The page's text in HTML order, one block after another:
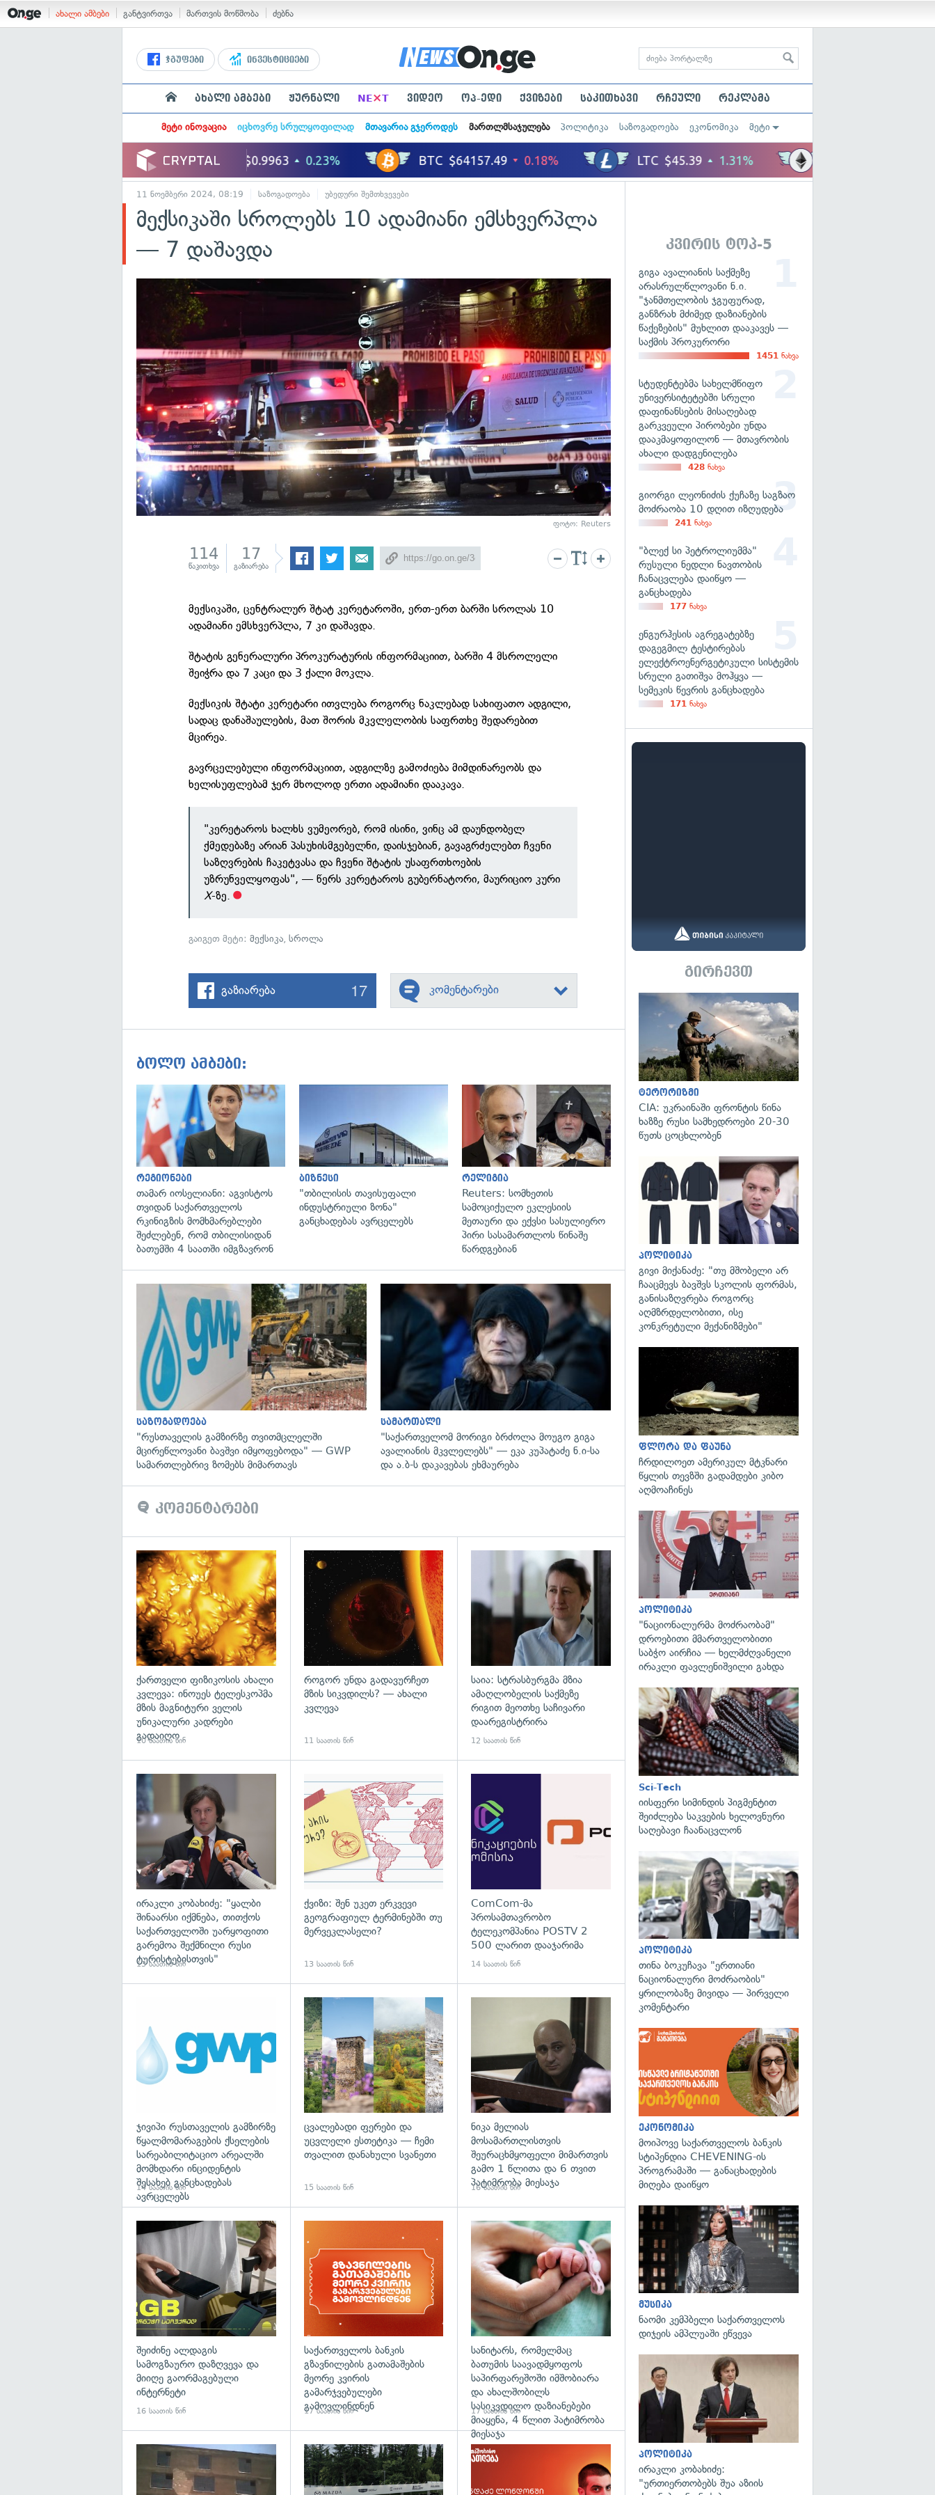
ახალი ამბები განტვირთვა მართვის მოწმობა ძებნა
ჯგუფები ინვესტიციები
ახალი ამბები ჟურნალი NE×T ვიდეო ოპ-ედი ქვიზები საკითხავი რჩეული რეკლამა
მეტი ინოვაცია იცხოვრე სრულყოფილად მთავარია გჯეროდეს მართლმსაჯულება პოლიტიკა საზოგადოება ეკონომიკა მეტი
11 ნოემბერი 2024, 08:19 საზოგადოება უბედური შემთხვევები
მექსიკაში სროლებს 10 ადამიანი ემსხვერპლა
— 7 დაშავდა
ფოტო: Reuters
114
წაკითხვა
17
გაზიარება
მექსიკაში, ცენტრალურ შტატ კერეტაროში, ერთ-ერთ ბარში სროლას 10
ადამიანი ემსხვერპლა, 7 კი დაშავდა.
შტატის გენერალური პროკურატურის ინფორმაციით, ბარში 4 მსროლელი
შეიჭრა და 7 კაცი და 3 ქალი მოკლა.
მექსიკის შტატი კერეტარი ითვლება როგორც ნაკლებად სახიფათო ადგილი,
სადაც დანაშაულების, მათ შორის მკვლელობის საფრთხე შედარებით
მცირეა.
გავრცელებული ინფორმაციით, ადგილზე გამოძიება მიმდინარეობს და
ხელისუფლებამ ჯერ მხოლოდ ერთი ადამიანი დააკავა.
"კერეტაროს ხალხს ვუმეორებ, რომ ისინი, ვინც ამ დაუნდობელ
ქმედებაზე არიან პასუხისმგებელნი, დაისჯებიან, გავაგრძელებთ ჩვენი
საზღვრების ჩაკეტვასა და ჩვენი შტატის უსაფრთხოების
უზრუნველყოფას", — წერს კერეტაროს გუბერნატორი, მაურიციო კური
X-ზე.
გაიგეთ მეტი:მექსიკა,სროლა
გაზიარება 17 კომენტარები
ბოლო ამბები:
რეგიონები
თამარ იოსელიანი: აგვისტოს
თვიდან საქართველოს
რკინიგზის მომხმარებლები
შეძლებენ, რომ თბილისიდან
ბათუმში 4 საათში იმგზავრონ
გადახედვა
ბიზნესი
"თბილისის თავისუფალი
ინდუსტრიული ზონა"
განცხადებას ავრცელებს
რელიგია
Reuters: სომხეთის
სამოციქულო ეკლესიის
მეთაური და ექვსი სასულიერო
პირი სასამართლოს წინაშე
წარდგებიან
გადახედვა
საზოგადოება
"რუსთაველის გამზირზე თვითმცლელში
მცირეწლოვანი ბავშვი იმყოფებოდა" — GWP
სამართლებრივ ზომებს მიმართავს
გადახედვა
სამართალი
"საქართველომ მორიგი ბრძოლა მოუგო გიგა
ავალიანის მკვლელებს" — ეკა კუპატაძე ნ.ი-სა
და ა.ბ-ს დაკავებას ეხმაურება
კომენტარები
გადახედვა
ქართველი ფიზიკოსის ახალი
კვლევა: ინოუეს ტელესკოპმა
მზის მაგნიტური ველის
უნიკალური კადრები
გადაიღო
10 საათის წინ
როგორ უნდა გადავურჩეთ
მზის სიკვდილს? — ახალი
კვლევა
11 საათის წინ
გადახედვა
საია: სტრასბურგმა მზია
ამაღლობელის საქმეზე
რიგით მეოთხე საჩივარი
დაარეგისტრირა
12 საათის წინ
გადახედვა
ირაკლი კობახიძე: "ყალბი
შინაარსი იქმნება, თითქოს
საქართველოში უარყოფითი
გარემოა შექმნილი რუსი
ტურისტებისთვის"
13 საათის წინ
ქვიზი: შენ უკეთ ერკვევი
გეოგრაფიულ ტერმინებში თუ
მერვეკლასელი?
13 საათის წინ
გადახედვა
ComCom-მა
პროსამთავრობო
ტელეკომპანია POSTV 2
500 ლარით დააჯარიმა
14 საათის წინ
ჯივიპი რუსთაველის გამზირზე
წყალმომარაგების ქსელების
სარეაბილიტაციო არეალში
მომხდარი ინციდენტის
შესახებ განცხადებას
ავრცელებს
14 საათის წინ
ცვალებადი ფერები და
უცვლელი ესთეტიკა — ჩემი
თვალით დანახული სვანეთი
15 საათის წინ
გადახედვა
ნიკა მელიას
მოსამართლისთვის
შეურაცხმყოფელი მიმართვის
გამო 1 წლითა და 6 თვით
პატიმრობა მიესაჯა
16 საათის წინ
შეიძინე ალდაგის
სამოგზაურო დაზღვევა და
მიიღე გაორმაგებული
ინტერნეტი
16 საათის წინ
საქართველოს ბანკის
გზავნილების გათამაშების
მეორე კვირის
გამარჯვებულები
გამოვლინდნენ
17 საათის წინ
სანიტარს, რომელმაც
ბათუმის საავადმყოფოს
საპირფარეშოში იმშობიარა
და ახალშობილს
სასიკვდილო დაზიანებები
მიაყენა, 4 წლით პატიმრობა
მიესაჯა
17 საათის წინ
გადახედვა
კვირის ტოპ-5
გიგა ავალიანის საქმეზე
არასრულწლოვანი ნ.ი.
"ჯანმთელობის ჯგუფურად,
განზრახ მძიმედ დაზიანების
წაქეზების" მუხლით დააკავეს —
საქმის პროკურორი
1451 ნახვა
სტუდენტებმა სახელმწიფო
უნივერსიტეტებში სრული
დაფინანსების მისაღებად
გარკვეული პირობები უნდა
დააკმაყოფილონ — მთავრობის
ახალი დადგენილება
428 ნახვა
გიორგი ლეონიძის ქუჩაზე საგზაო
მოძრაობა 10 დღით იზღუდება
241 ნახვა
"ბლექ სი პეტროლიუმმა"
რუსული ნედლი ნავთობის
ჩანაცვლება დაიწყო —
განცხადება
177 ნახვა
ენგურჰესის აგრეგატებზე
დაგეგმილ ტესტირებას
ელექტროენერგეტიკული სისტემის
სრული გათიშვა მოჰყვა —
სემეკის წევრის განცხადება
171 ნახვა
გირჩევთ
ტერორიზმი
CIA: უკრაინაში ფრონტის წინა
ხაზზე რუსი სამხედროები 20-30
წუთს ცოცხლობენ
პოლიტიკა
გივი მიქანაძე: "თუ მშობელი არ
ჩააცმევს ბავშვს სკოლის ფორმას,
განისაზღვრება როგორც
აღმზრდელობითი, ისე
კონკრეტული მექანიზმები"
ფლორა და ფაუნა
ჩრდილოეთ ამერიკულ მტკნარი
წყლის თევზში გადამდები კიბო
აღმოაჩინეს
პოლიტიკა
"ნაციონალურმა მოძრაობამ"
დროებითი მმართველობითი
საბჭო აირჩია — ხელმძღვანელი
ირაკლი ფავლენიშვილი გახდა
Sci-Tech
იისფერი სიმინდის პიგმენტით
შეიძლება საკვების ხელოვნური
საღებავი ჩაანაცვლონ
პოლიტიკა
თინა ბოკუჩავა "ერთიანი
ნაციონალური მოძრაობის"
ყრილობაზე მივიდა — პირველი
კომენტარი
ეკონომიკა
მოიპოვე საქართველოს ბანკის
სტიპენდია CHEVENING-ის
პროგრამაში — განაცხადების
მიღება დაიწყო
მუსიკა
ნაომი კემპბელი საქართველოს
დიჯეის ამპლუაში ეწვევა
პოლიტიკა
ირაკლი კობახიძე:
"ურთიერთობებს შუა აზიის